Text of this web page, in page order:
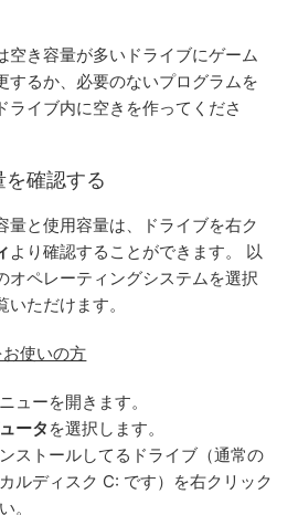
764
空き容量が多いドライブにゲーム
するか、必要のないプログラムを
ライブ内に空きを作ってくださ
を確認する
量と使用容量は、ドライブを右ク
より確認することができます。 以
オペレーティングシステムを選択
ただけます。
使いの方
ューを開きます。
ータ を選択します。
ストールしてるドライブ（通常の
ルディスク C: です）を右クリック
。